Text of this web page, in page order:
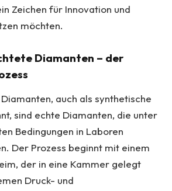
Zeichen für Innovation und
möchten.
Diamanten – der
auch als synthetische
sind echte Diamanten, die unter
Bedingungen in Laboren
Der Prozess beginnt mit einem
der in eine Kammer gelegt
Druck- und